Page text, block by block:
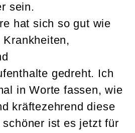
sein.
hat sich so gut wie
gedreht. Ich
in Worte fassen, wie
kräftezehrend diese
ist es jetzt für